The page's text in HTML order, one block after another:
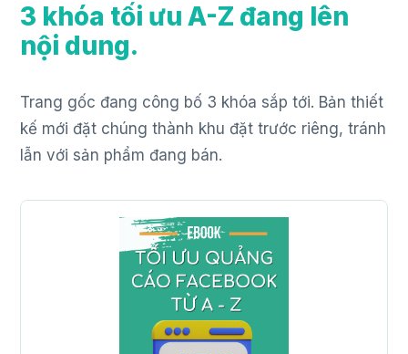
3 khóa tối ưu A-Z đang lên
nội dung.
Trang gốc đang công bố 3 khóa sắp tới. Bản thiết
kế mới đặt chúng thành khu đặt trước riêng, tránh
lẫn với sản phẩm đang bán.